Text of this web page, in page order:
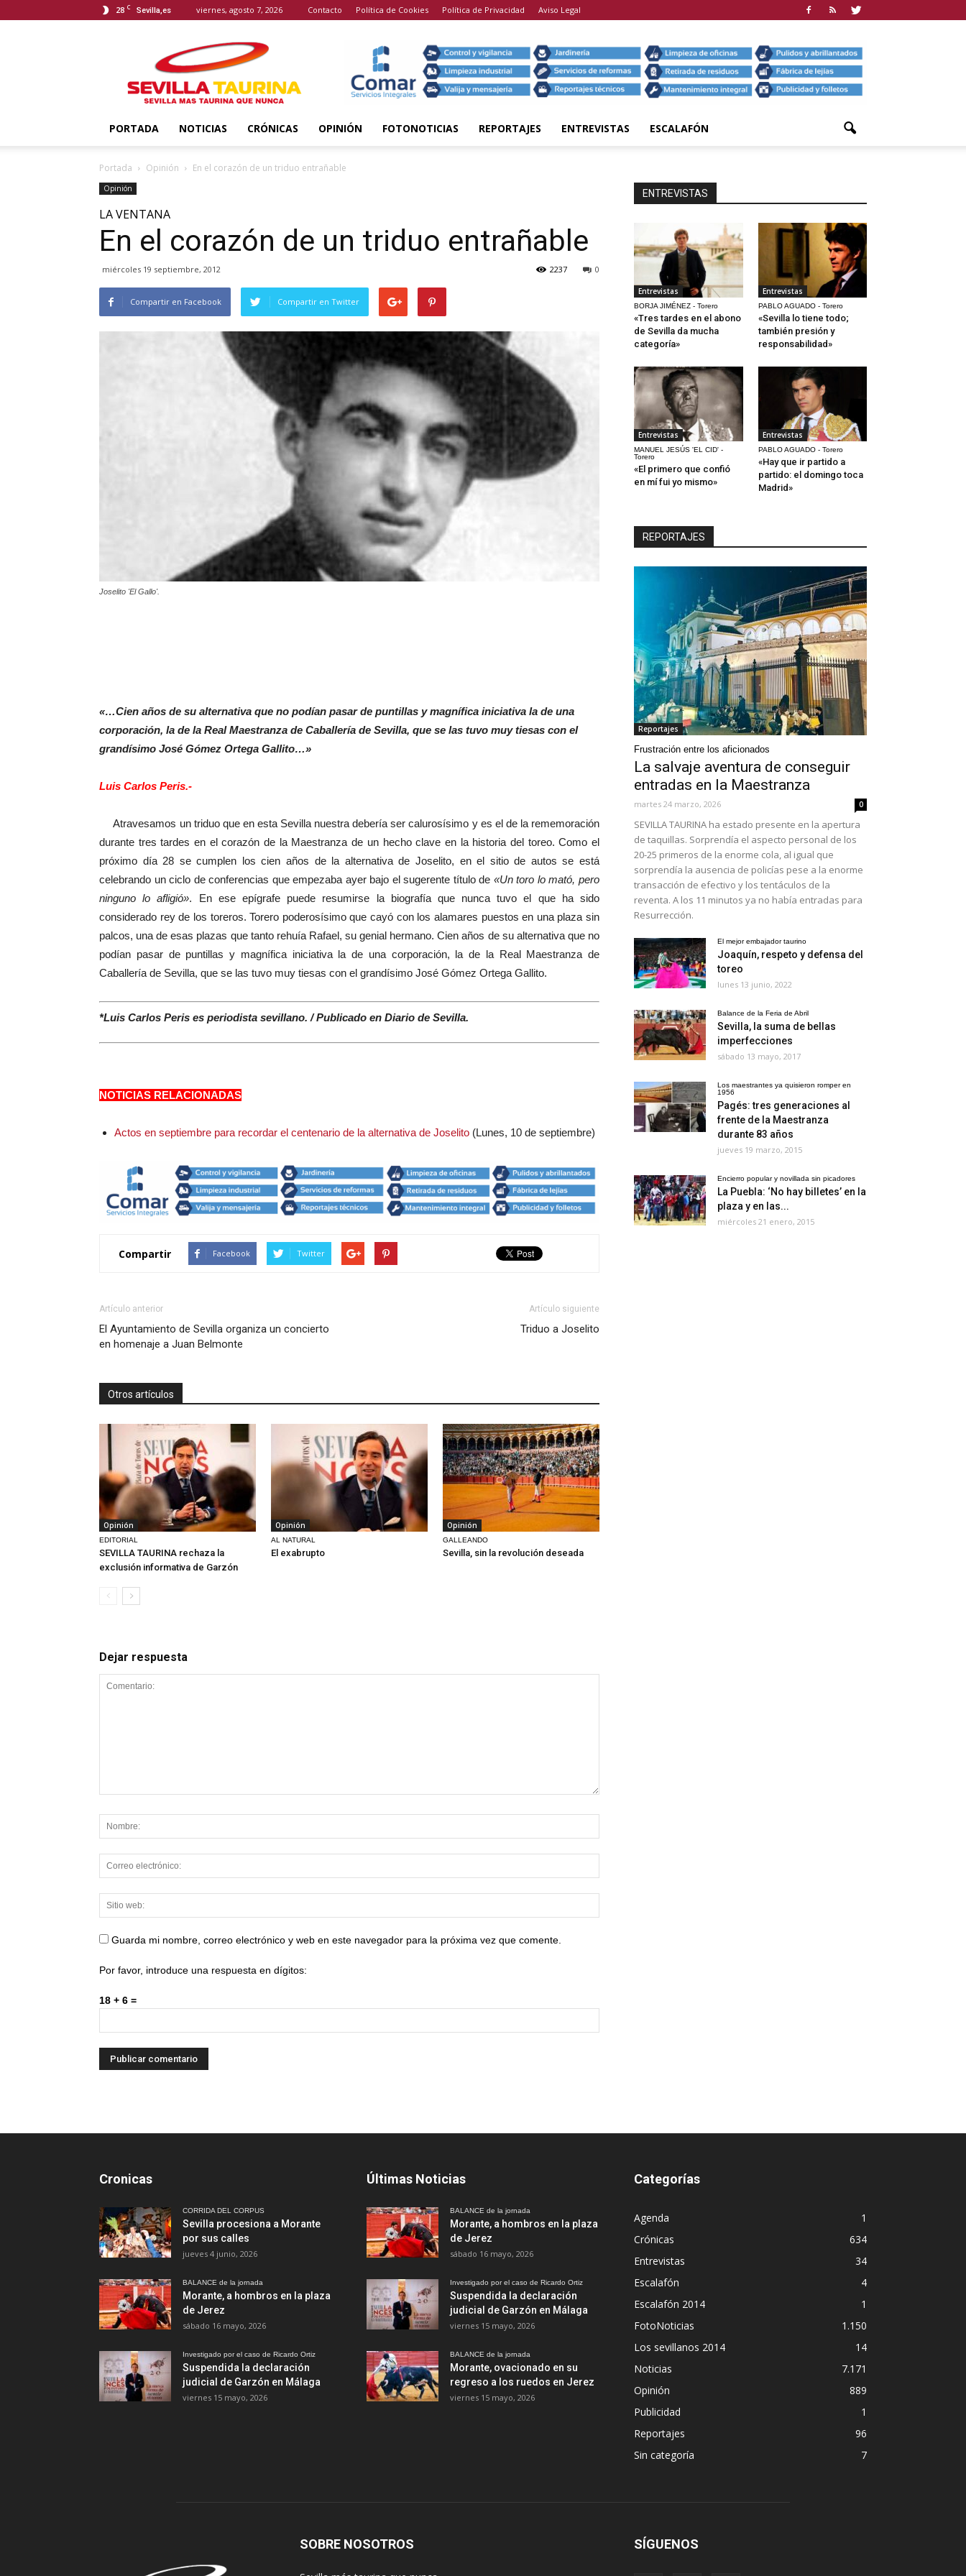
28 C Sevilla,es viernes, agosto 7, 2026 Contacto Política de Cookies Política de Privacidad Aviso Legal
Taurina
PORTADA NOTICIAS CRÓNICAS OPINIÓN FOTONOTICIAS REPORTAJES ENTREVISTAS ESCALAFÓN
Portada Opinión En el corazón de un triduo entrañable
Opinión
LA VENTANA
En el corazón de un triduo entrañable
miércoles 19 septiembre, 2012 0
2237
Compartir en Facebook Compartir en Twitter
Joselito 'El Gallo'.
«…Cien años de su alternativa que no podían pasar de puntillas y magnífica iniciativa la de una
corporación, la de la Real Maestranza de Caballería de Sevilla, que se las tuvo muy tiesas con el
grandísimo José Gómez Ortega Gallito…»
Luis Carlos Peris.-
Atravesamos un triduo que en esta Sevilla nuestra debería ser calurosísimo y es el de la rememoración
durante tres tardes en el corazón de la Maestranza de un hecho clave en la historia del toreo. Como el
próximo día 28 se cumplen los cien años de la alternativa de Joselito, en el sitio de autos se está
celebrando un ciclo de conferencias que empezaba ayer bajo el sugerente título de «Un toro lo mató, pero
ninguno lo afligió». En ese epígrafe puede resumirse la biografía que nunca tuvo el que ha sido
considerado rey de los toreros. Torero poderosísimo que cayó con los alamares puestos en una plaza sin
palcos, una de esas plazas que tanto rehuía Rafael, su genial hermano. Cien años de su alternativa que no
podían pasar de puntillas y magnífica iniciativa la de una corporación, la de la Real Maestranza de
Caballería de Sevilla, que se las tuvo muy tiesas con el grandísimo José Gómez Ortega Gallito.
*Luis Carlos Peris es periodista sevillano. / Publicado en Diario de Sevilla.
NOTICIAS RELACIONADAS
Actos en septiembre para recordar el centenario de la alternativa de Joselito (Lunes, 10 de septiembre)
Compartir Facebook Twitter
Artículo anterior
El Ayuntamiento de Sevilla organiza un concierto
en homenaje a Juan Belmonte
Artículo siguiente
Triduo a Joselito
Otros artículos
Opinión
EDITORIAL
SEVILLA TAURINA rechaza la
exclusión informativa de Garzón
Opinión
AL NATURAL
El exabrupto
Opinión
GALLEANDO
Sevilla, sin la revolución deseada
Dejar respuesta
Guarda mi nombre, correo electrónico y web en este navegador para la próxima vez que comente.
Por favor, introduce una respuesta en dígitos:
18 + 6 =
ENTREVISTAS
Entrevistas
BORJA JIMÉNEZ - Torero
«Tres tardes en el abono
de Sevilla da mucha
categoría»
Entrevistas
PABLO AGUADO - Torero
«Sevilla lo tiene todo;
también presión y
responsabilidad»
Entrevistas
MANUEL JESÚS 'EL CID' -
Torero
«El primero que confió
en mí fui yo mismo»
Entrevistas
PABLO AGUADO - Torero
«Hay que ir partido a
partido: el domingo toca
Madrid»
REPORTAJES
Reportajes
Frustración entre los aficionados
La salvaje aventura de conseguir
entradas en la Maestranza
martes 24 marzo, 2026 0
SEVILLA TAURINA ha estado presente en la apertura
de taquillas. Sorprendía el aspecto personal de los
20-25 primeros de la enorme cola, al igual que
sorprendía la ausencia de policías pese a la enorme
transacción de efectivo y los tentáculos de la
reventa. A los 11 minutos ya no había entradas para
Resurrección.
El mejor embajador taurino
Joaquín, respeto y defensa del
toreo
lunes 13 junio, 2022
Balance de la Feria de Abril
Sevilla, la suma de bellas
imperfecciones
sábado 13 mayo, 2017
Los maestrantes ya quisieron romper en
1956
Pagés: tres generaciones al
frente de la Maestranza
durante 83 años
jueves 19 marzo, 2015
Encierro popular y novillada sin picadores
La Puebla: ‘No hay billetes’ en la
plaza y en las...
miércoles 21 enero, 2015
Cronicas
CORRIDA DEL CORPUS
Sevilla procesiona a Morante
por sus calles
jueves 4 junio, 2026
BALANCE de la jornada
Morante, a hombros en la plaza
de Jerez
sábado 16 mayo, 2026
Investigado por el caso de Ricardo Ortiz
Suspendida la declaración
judicial de Garzón en Málaga
viernes 15 mayo, 2026
Últimas Noticias
BALANCE de la jornada
Morante, a hombros en la plaza
de Jerez
sábado 16 mayo, 2026
Investigado por el caso de Ricardo Ortiz
Suspendida la declaración
judicial de Garzón en Málaga
viernes 15 mayo, 2026
BALANCE de la jornada
Morante, ovacionado en su
regreso a los ruedos en Jerez
viernes 15 mayo, 2026
Categorías
Agenda
1
Crónicas
634
Entrevistas
34
Escalafón
4
Escalafón 2014
1
FotoNoticias
1.150
Los sevillanos 2014
14
Noticias
7.171
Opinión
889
Publicidad
1
Reportajes
96
Sin categoría
7
SOBRE NOSOTROS SÍGUENOS